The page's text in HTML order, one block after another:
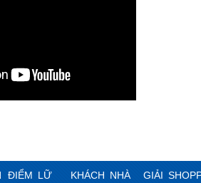
ĐIỂM LỮ
KHÁCH NHÀ
GIẢI